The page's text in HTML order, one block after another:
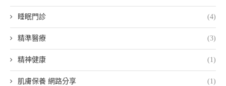
睡眠門診 (4)
精準醫療 (3)
精神健康 (1)
肌膚保養 網路分享 (1)